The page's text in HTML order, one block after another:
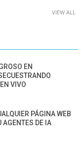
VIEW ALL
EN
VIVO
PÁGINA WEB
AGENTES DE IA